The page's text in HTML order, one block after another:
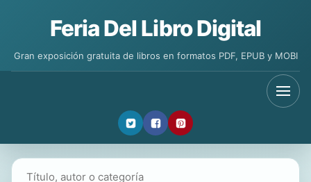
Feria Del Libro Digital
Gran exposición gratuita de libros en formatos PDF, EPUB y MOBI